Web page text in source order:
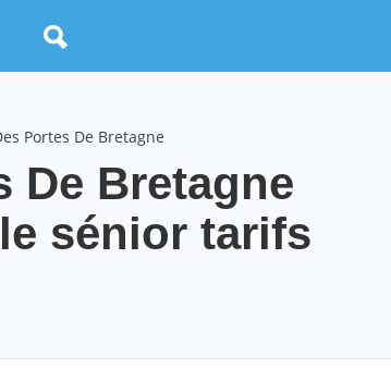
Portes De Bretagne
De Bretagne
sénior tarifs